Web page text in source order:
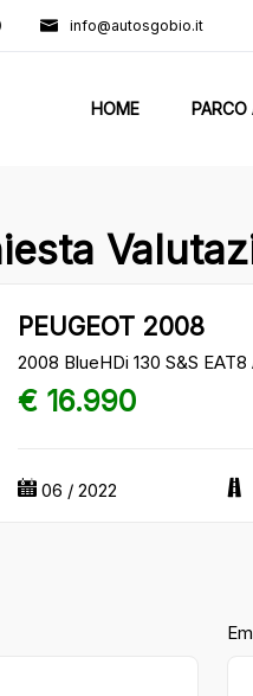
info@autosgobio.it
HOME
PEUGEOT 2008
2008 BlueHDi 130 S&S
€ 16.990
06 / 2022